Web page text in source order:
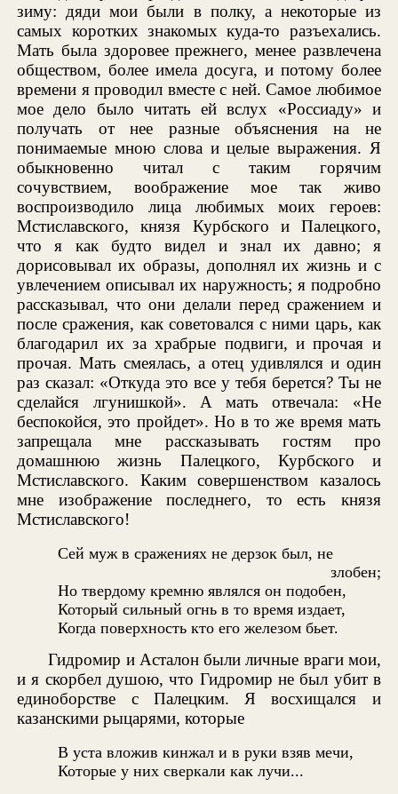
зиму: дяди мои были в полку, а некоторые из
самых коротких знакомых куда-то разъехались.
Мать была здоровее прежнего, менее развлечена
обществом, более имела досуга, и потому более
времени я проводил вместе с ней. Самое любимое
мое дело было читать ей вслух «Россиаду» и
получать от нее разные объяснения на не
понимаемые мною слова и целые выражения. Я
обыкновенно читал с таким горячим
сочувствием, воображение мое так живо
воспроизводило лица любимых моих героев:
Мстиславского, князя Курбского и Палецкого,
что я как будто видел и знал их давно; я
дорисовывал их образы, дополнял их жизнь и с
увлечением описывал их наружность; я подробно
рассказывал, что они делали перед сражением и
после сражения, как советовался с ними царь, как
благодарил их за храбрые подвиги, и прочая и
прочая. Мать смеялась, а отец удивлялся и один
раз сказал: «Откуда это все у тебя берется? Ты не
сделайся лгунишкой». А мать отвечала: «Не
беспокойся, это пройдет». Но в то же время мать
запрещала мне рассказывать гостям про
домашнюю жизнь Палецкого, Курбского и
Мстиславского. Каким совершенством казалось
мне изображение последнего, то есть князя
Мстиславского!
Сей муж в сражениях не дерзок был, не
злобен;
Но твердому кремню являлся он подобен,
Который сильный огнь в то время издает,
Когда поверхность кто его железом бьет.
Гидромир и Асталон были личные враги мои,
и я скорбел душою, что Гидромир не был убит в
единоборстве с Палецким. Я восхищался и
казанскими рыцарями, которые
В уста вложив кинжал и в руки взяв мечи,
Которые у них сверкали как лучи...